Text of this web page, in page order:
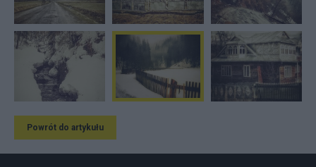
Powrót do artykułu